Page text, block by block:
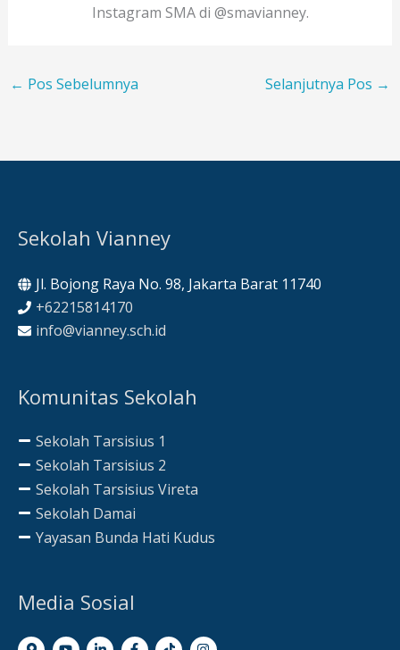
Instagram SMA di @smavianney.
← Pos Sebelumnya Selanjutnya Pos →
Sekolah Vianney
Jl. Bojong Raya No. 98, Jakarta Barat 11740
+62215814170
info@vianney.sch.id
Komunitas Sekolah
Sekolah Tarsisius 1
Sekolah Tarsisius 2
Sekolah Tarsisius Vireta
Sekolah Damai
Yayasan Bunda Hati Kudus
Media Sosial